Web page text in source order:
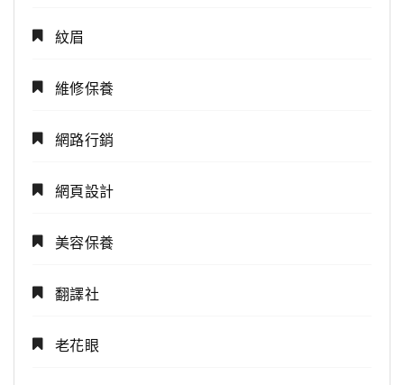
紋眉
維修保養
網路行銷
網頁設計
美容保養
翻譯社
老花眼